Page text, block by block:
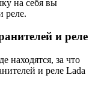
на себя вы
реле.
и реле